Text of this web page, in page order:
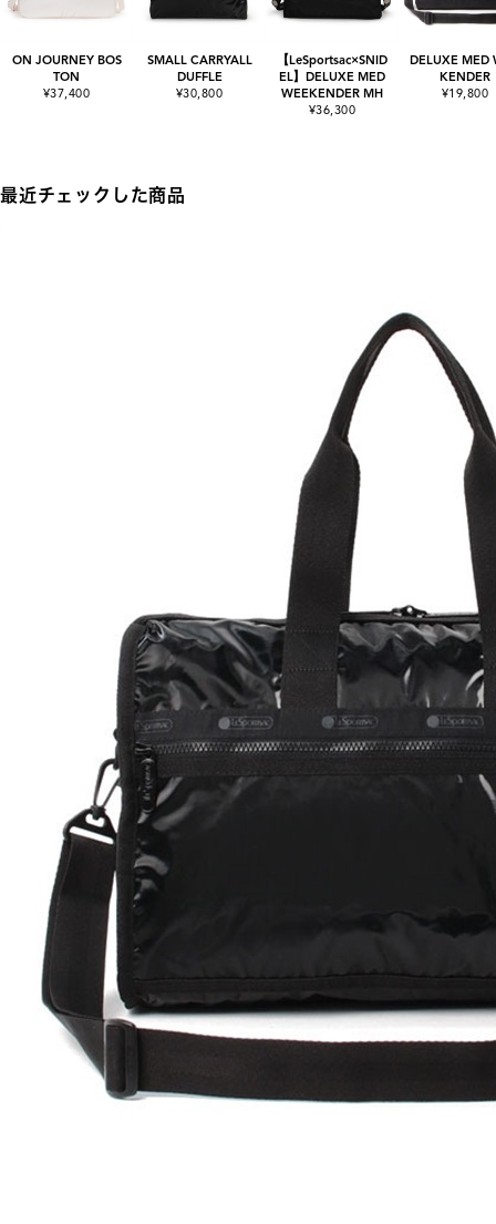
ON JOURNEY BOS
TON
¥37,400
SMALL CARRYALL
DUFFLE
¥30,800
【LeSportsac×SNID
EL】DELUXE MED
WEEKENDER MH
¥36,300
DELUXE MED
KENDER
¥19,800
最近チェックした商品